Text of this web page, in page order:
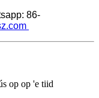
86-
op op 'e tiid